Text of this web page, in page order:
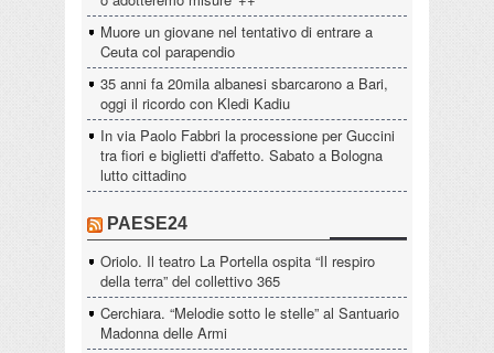
Muore un giovane nel tentativo di entrare a
Ceuta col parapendio
35 anni fa 20mila albanesi sbarcarono a Bari,
oggi il ricordo con Kledi Kadiu
In via Paolo Fabbri la processione per Guccini
tra fiori e biglietti d'affetto. Sabato a Bologna
lutto cittadino
PAESE24
Oriolo. Il teatro La Portella ospita “Il respiro
della terra” del collettivo 365
Cerchiara. “Melodie sotto le stelle” al Santuario
Madonna delle Armi